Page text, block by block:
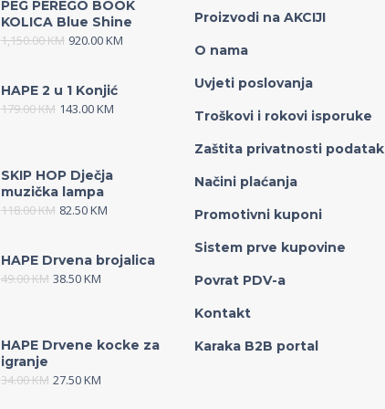
PEG PEREGO BOOK
KOLICA Blue Shine
1,150.00KM 920.00KM
HAPE 2 u 1 Konjić
179.00KM 143.00KM
SKIP HOP Dječja
muzička lampa
118.00KM 82.50KM
HAPE Drvena brojalica
49.00KM 38.50KM
HAPE Drvene kocke za
igranje
34.00KM 27.50KM
Proizvodi na AKCIJI
O nama
Uvjeti poslovanja
Troškovi i rokovi isporuke
Zaštita privatnosti
Načini plaćanja
Promotivni kuponi
Sistem prve kupovine
Povrat PDV-a
Kontakt
Karaka B2B portal